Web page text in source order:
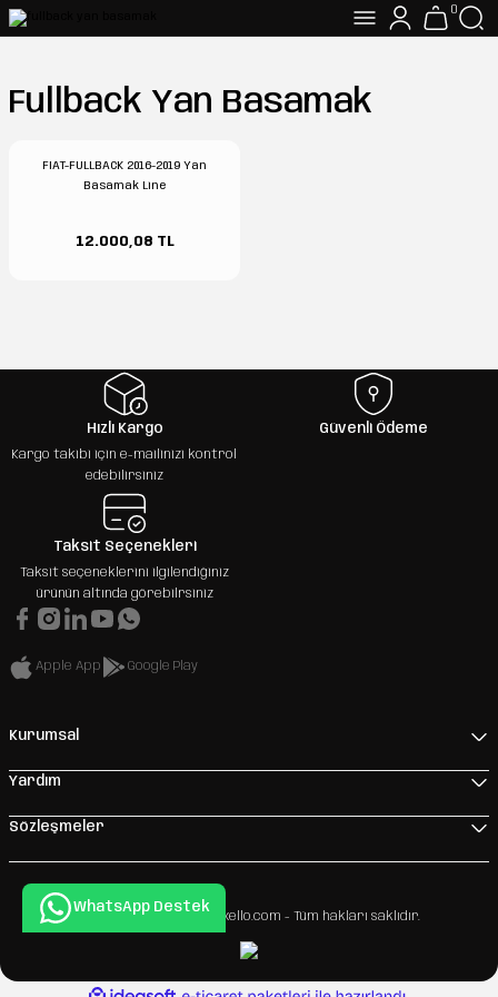
0
Fullback Yan Basamak
FIAT-FULLBACK 2016-2019 Yan
Basamak Line
12.000,08 TL
Hızlı Kargo
Kargo takibi için e-mailinizi kontrol
edebilirsiniz
Güvenli Ödeme
Taksit Seçenekleri
Taksit seçeneklerini ilgilendiğiniz
ürünün altında görebilrsiniz
Apple App Google Play
Kurumsal
Yardım
Sözleşmeler
Copyright 2026 © - www.xello.com - Tüm hakları saklıdır.
WhatsApp Destek